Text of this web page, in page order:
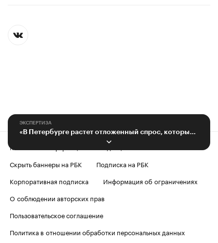
ЭКСПЕРТИЗА
«В Петербурге растет отложенный спрос, который сильно повлияет на рынок»
Контактная информация
Редакция
Скрыть баннеры на РБК
Подписка на РБК
Корпоративная подписка
Информация об ограничениях
О соблюдении авторских прав
Пользовательское соглашение
Политика в отношении обработки персональных данных